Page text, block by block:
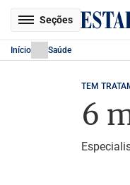
Seções
Início Saúde
TEM
6